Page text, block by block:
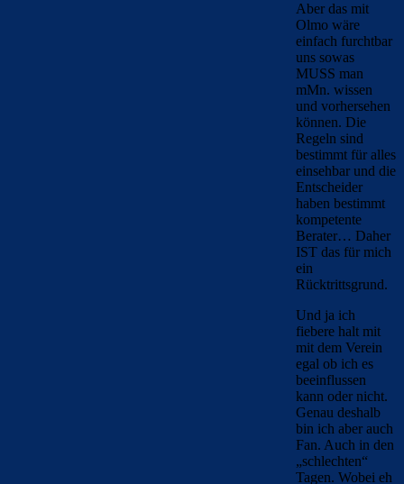
Aber das mit
Olmo wäre
einfach furchtbar
uns sowas
MUSS man
mMn. wissen
und vorhersehen
können. Die
Regeln sind
bestimmt für alles
einsehbar und die
Entscheider
haben bestimmt
kompetente
Berater… Daher
IST das für mich
ein
Rücktrittsgrund.
Und ja ich
fiebere halt mit
mit dem Verein
egal ob ich es
beeinflussen
kann oder nicht.
Genau deshalb
bin ich aber auch
Fan. Auch in den
„schlechten“
Tagen. Wobei eh